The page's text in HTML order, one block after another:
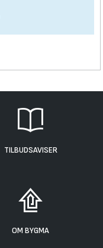
TILBUDSAVISER
OM BYGMA